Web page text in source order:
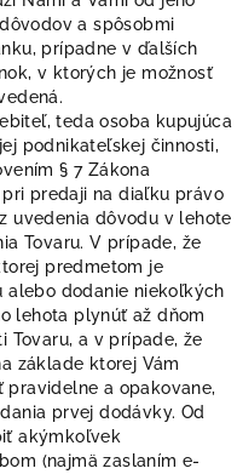
a spôsobmi
prípadne v ďalších
v ktorých je možnosť
teda osoba kupujúca
podnikateľskej činnosti,
§ 7 Zákona
predaji na diaľku právo
uvedenia dôvodu v lehote
Tovaru. V prípade, že
predmetom je
alebo dodanie niekoľkých
lehota plynúť až dňom
Tovaru, a v prípade, že
základe ktorej Vám
pravidelne a opakovane,
prvej dodávky. Od
akýmkoľvek
(najmä zaslaním e-